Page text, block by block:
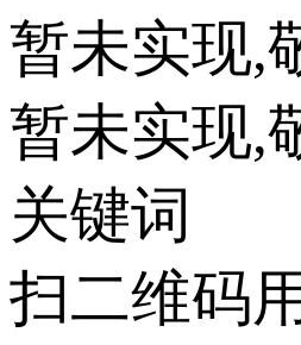
暂未实现,
暂未实现,
关键词
扫二维码